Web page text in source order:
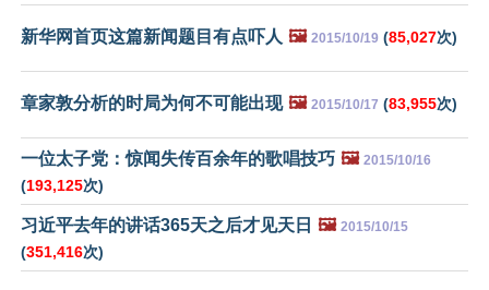
新华网首页这篇新闻题目有点吓人 🖼️ 2015/10/19 (85,027次)
章家敦分析的时局为何不可能出现 🖼️ 2015/10/17 (83,955次)
一位太子党：惊闻失传百余年的歌唱技巧 🖼️ 2015/10/16
(193,125次)
习近平去年的讲话365天之后才见天日 🖼️ 2015/10/15
(351,416次)